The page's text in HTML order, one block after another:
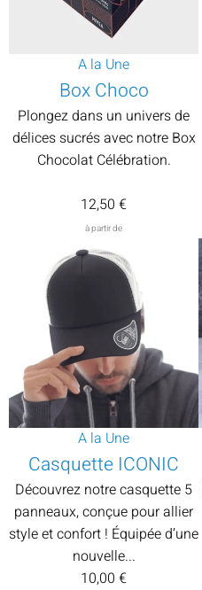
A la Une
Box Choco
Plongez dans un univers de
délices sucrés avec notre Box
Chocolat Célébration.
12,50 €
à partir de
A la Une
Casquette ICONIC
Découvrez notre casquette 5
panneaux, conçue pour allier
style et confort ! Équipée d’une
nouvelle...
10,00 €